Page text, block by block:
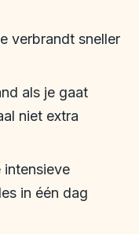
verbrandt sneller
als je gaat
niet extra
intensieve
in één dag